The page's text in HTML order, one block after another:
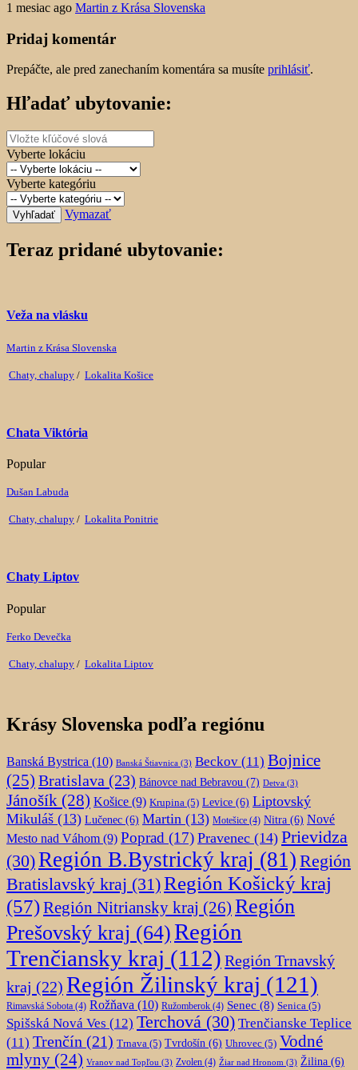
1 mesiac ago Martin z Krása Slovenska
Pridaj komentár
Prepáčte, ale pred zanechaním komentára sa musíte prihlásiť.
Hľadať ubytovanie:
Vyberte lokáciu
Vyberte kategóriu
Vyhľadať Vymazať
Teraz pridané ubytovanie:
Veža na vlásku
Martin z Krása Slovenska
Chaty, chalupy / Lokalita Košice
Chata Viktória
Popular
Dušan Labuda
Chaty, chalupy / Lokalita Ponitrie
Chaty Liptov
Popular
Ferko Devečka
Chaty, chalupy / Lokalita Liptov
Krásy Slovenska podľa regiónu
Banská Bystrica (10) Banská Štiavnica (3) Beckov (11) Bojnice
(25) Bratislava (23) Bánovce nad Bebravou (7) Detva (3)
Jánošík (28) Košice (9) Krupina (5) Levice (6) Liptovský
Mikuláš (13) Lučenec (6) Martin (13) Motešice (4) Nitra (6) Nové
Mesto nad Váhom (9) Poprad (17) Pravenec (14) Prievidza
(30)Región B.Bystrický kraj (81) Región
Bratislavský kraj (31)Región Košický kraj
(57)Región Nitriansky kraj (26) Región
Prešovský kraj (64)Región
Trenčiansky kraj (112) Región Trnavský
kraj (22) Región Žilinský kraj (121)
Rimavská Sobota (4) Rožňava (10) Ružomberok (4) Senec (8) Senica (5)
Spišská Nová Ves (12) Terchová (30) Trenčianske Teplice
(11) Trenčín (21) Trnava (5) Tvrdošín (6) Uhrovec (5) Vodné
mlyny (24) Vranov nad Topľou (3) Zvolen (4) Žiar nad Hronom (3) Žilina (6)